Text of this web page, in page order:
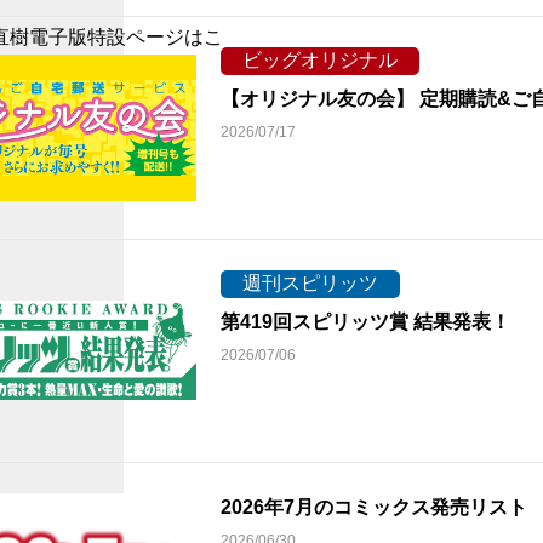
樹電子版特設ページはこ
ビッグオリジナル
【オリジナル友の会】 定期購読&ご
2026/07/17
週刊スピリッツ
第419回スピリッツ賞 結果発表！
2026/07/06
2026年7月のコミックス発売リスト